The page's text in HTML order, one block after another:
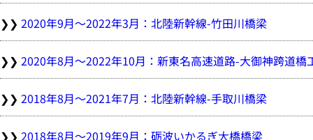
2020年9月～2022年3月：北陸新幹線-竹田川橋梁
2020年8月～2022年10月：新東名高速道路-大御神跨道橋
2018年8月～2021年7月：北陸新幹線-手取川橋梁
2018年8月～2019年9月：砺波いかるぎ大橋橋梁